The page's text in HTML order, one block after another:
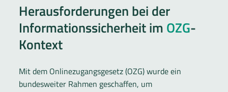
Herausforderungen bei der
Informationssicherheit im OZG-
Kontext
Mit dem Onlinezugangsgesetz (OZG) wurde ein
bundesweiter Rahmen geschaffen, um